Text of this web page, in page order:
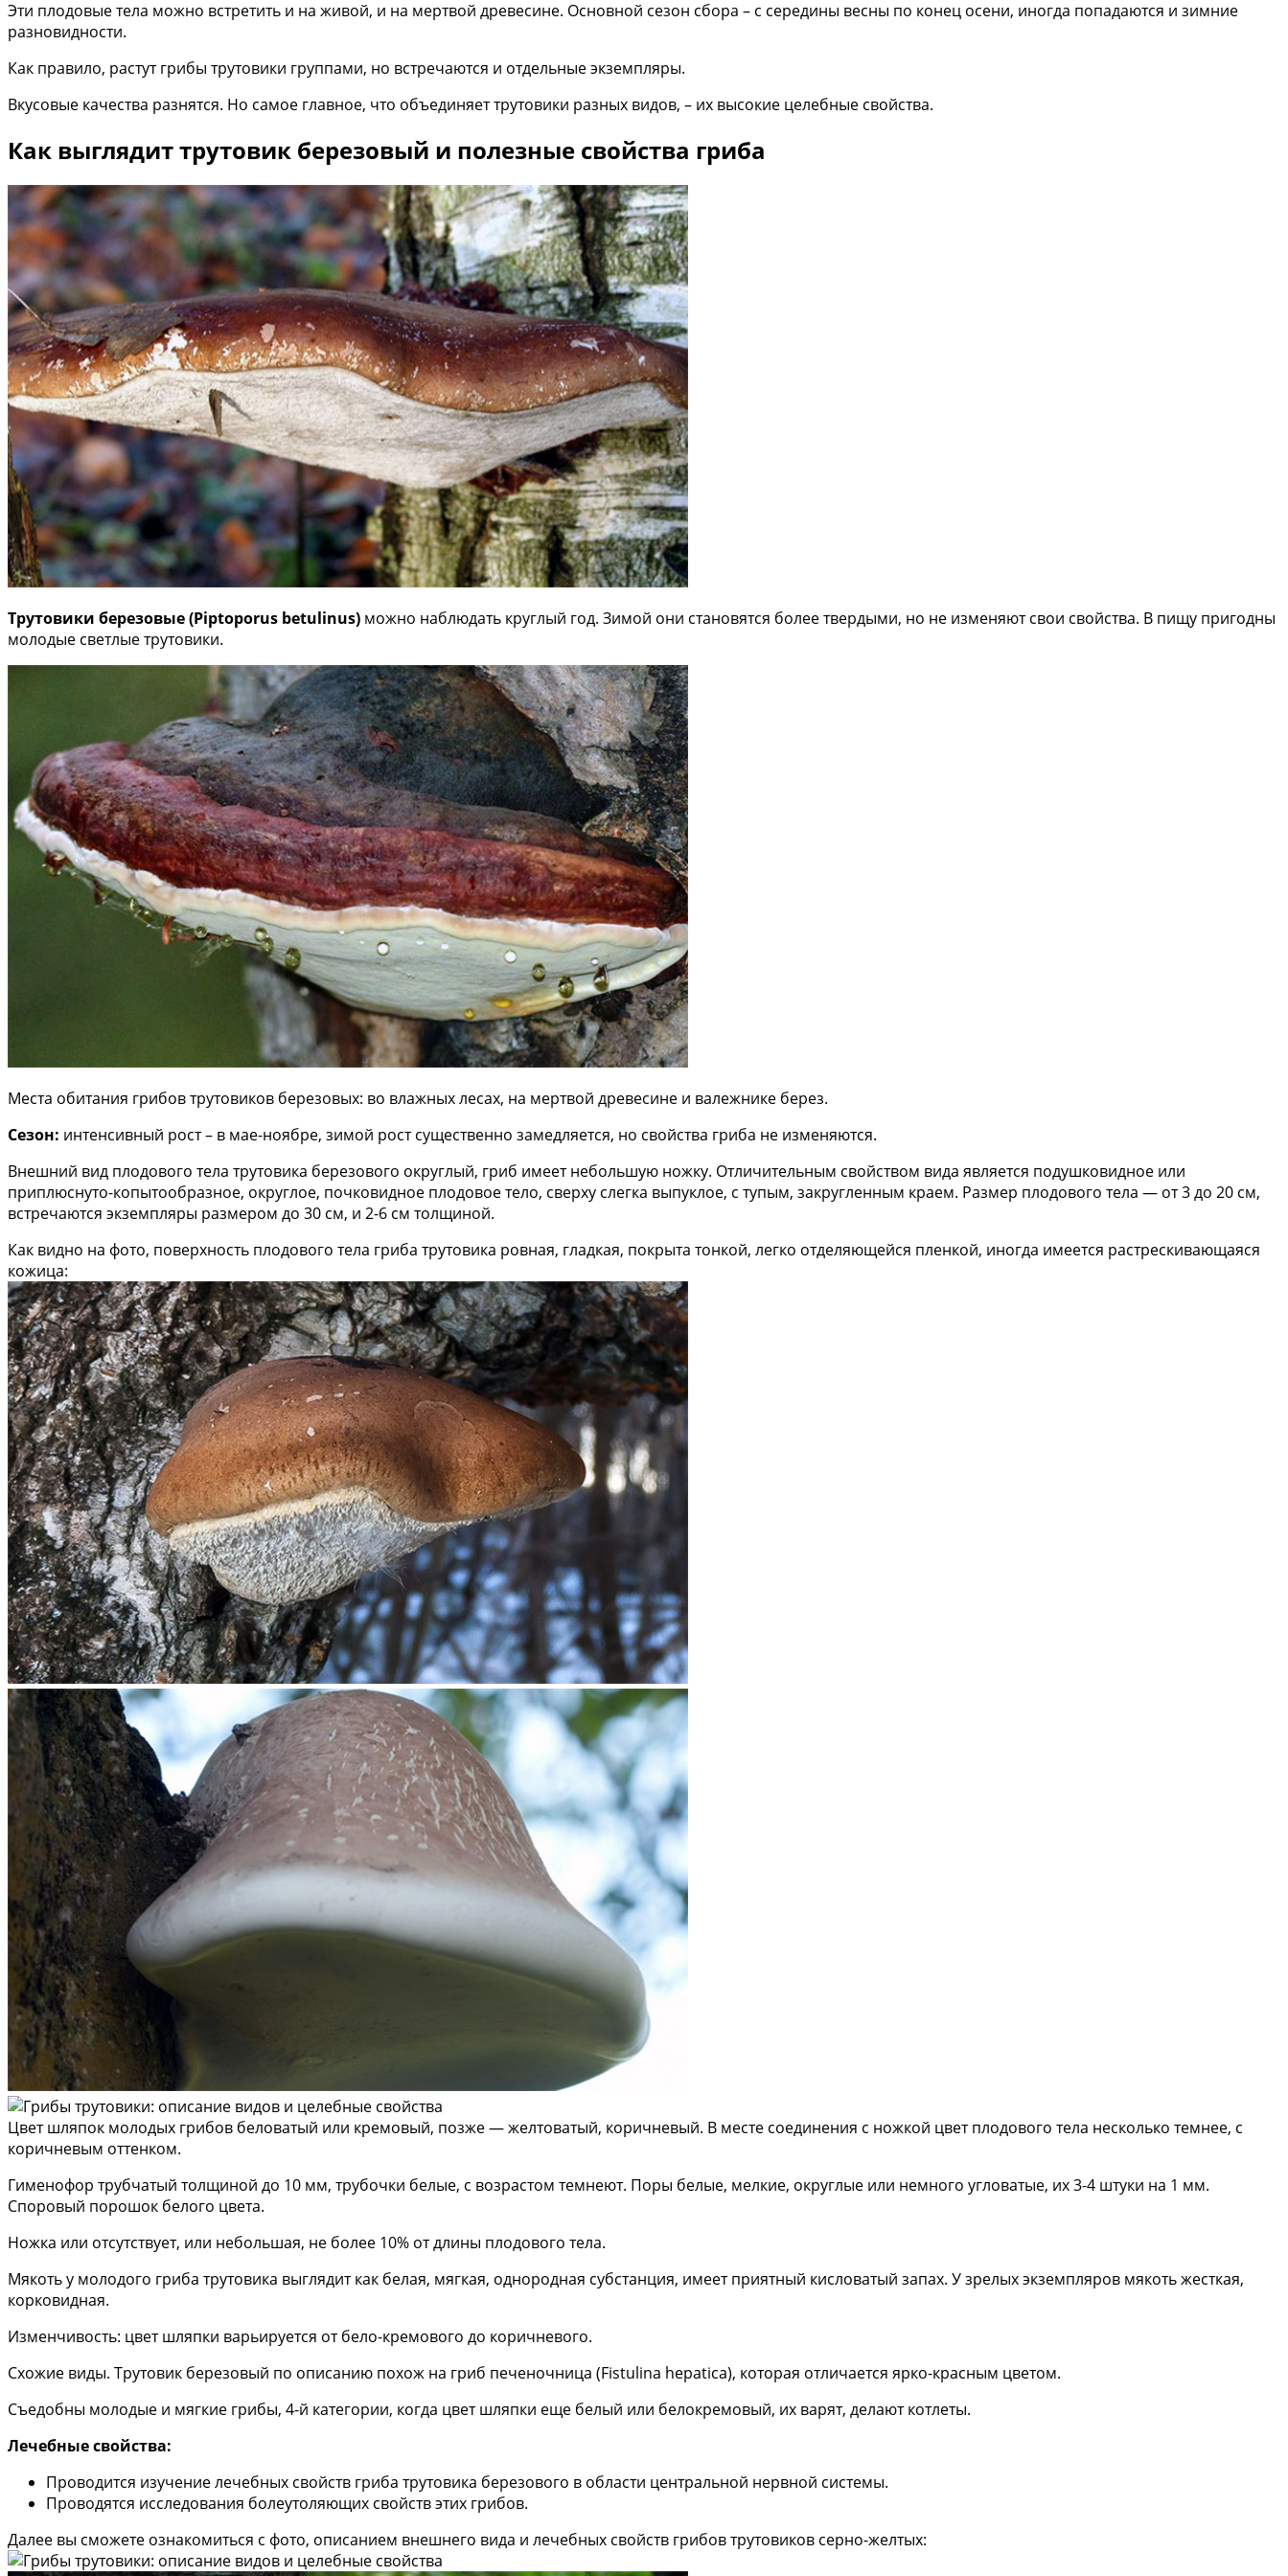
Эти плодовые тела можно встретить и на живой, и на мертвой древесине. Основной сезон сбора – с середины весны по конец осени, иногда попадаются и зимние
разновидности.
Как правило, растут грибы трутовики группами, но встречаются и отдельные экземпляры.
Вкусовые качества разнятся. Но самое главное, что объединяет трутовики разных видов, – их высокие целебные свойства.
Как выглядит трутовик березовый и полезные свойства гриба
Трутовики березовые (Piptoporus betulinus) можно наблюдать круглый год. Зимой они становятся более твердыми, но не изменяют свои свойства. В пищу пригодны
молодые светлые трутовики.
Места обитания грибов трутовиков березовых: во влажных лесах, на мертвой древесине и валежнике берез.
Сезон: интенсивный рост – в мае-ноябре, зимой рост существенно замедляется, но свойства гриба не изменяются.
Внешний вид плодового тела трутовика березового округлый, гриб имеет небольшую ножку. Отличительным свойством вида является подушковидное или
приплюснуто-копытообразное, округлое, почковидное плодовое тело, сверху слегка выпуклое, с тупым, закругленным краем. Размер плодового тела — от 3 до 20 см,
встречаются экземпляры размером до 30 см, и 2-6 см толщиной.
Как видно на фото, поверхность плодового тела гриба трутовика ровная, гладкая, покрыта тонкой, легко отделяющейся пленкой, иногда имеется растрескивающаяся
кожица:
Цвет шляпок молодых грибов беловатый или кремовый, позже — желтоватый, коричневый. В месте соединения с ножкой цвет плодового тела несколько темнее, с
коричневым оттенком.
Гименофор трубчатый толщиной до 10 мм, трубочки белые, с возрастом темнеют. Поры белые, мелкие, округлые или немного угловатые, их 3-4 штуки на 1 мм.
Споровый порошок белого цвета.
Ножка или отсутствует, или небольшая, не более 10% от длины плодового тела.
Мякоть у молодого гриба трутовика выглядит как белая, мягкая, однородная субстанция, имеет приятный кисловатый запах. У зрелых экземпляров мякоть жесткая,
корковидная.
Изменчивость: цвет шляпки варьируется от бело-кремового до коричневого.
Схожие виды. Трутовик березовый по описанию похож на гриб печеночница (Fistulina hepatica), которая отличается ярко-красным цветом.
Съедобны молодые и мягкие грибы, 4-й категории, когда цвет шляпки еще белый или белокремовый, их варят, делают котлеты.
Лечебные свойства:
Проводится изучение лечебных свойств гриба трутовика березового в области центральной нервной системы.
Проводятся исследования болеутоляющих свойств этих грибов.
Далее вы сможете ознакомиться с фото, описанием внешнего вида и лечебных свойств грибов трутовиков серно-желтых: